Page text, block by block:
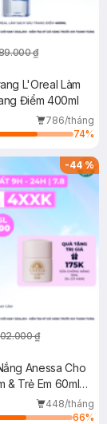
₫
L'Oreal Làm
Điểm 400ml
786/tháng
74%
-44%
₫
Anessa Cho
& Trẻ Em 60ml
448/tháng
66%